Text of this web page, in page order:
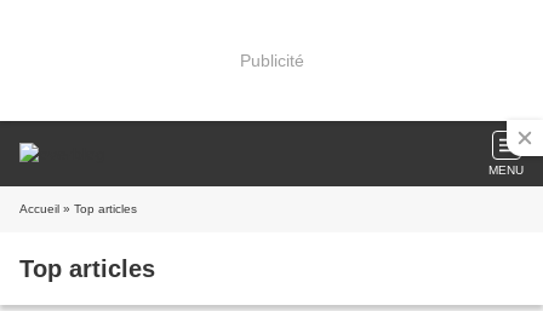
Publicité
MENU
Accueil » Top articles
Top articles